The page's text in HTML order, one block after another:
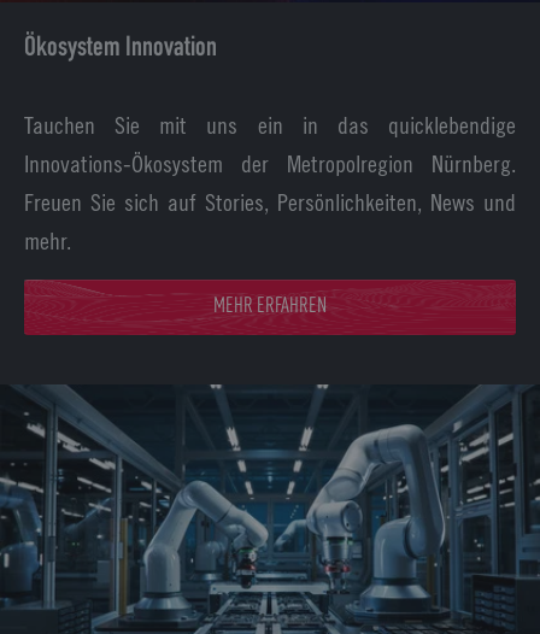
Ökosystem Innovation
Tauchen Sie mit uns ein in das quicklebendige
Innovations-Ökosystem der Metropolregion Nürnberg.
Freuen Sie sich auf Stories, Persönlichkeiten, News und
mehr.
MEHR ERFAHREN